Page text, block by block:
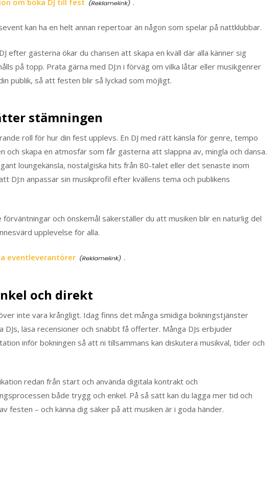
kan ha en helt annan repertoar än någon som spelar på nattklubbar.
efter gästerna ökar du chansen att skapa en kväll där alla känner sig
på topp. Prata gärna med DJ:n i förväg om vilka låtar eller musikgenrer
publik, så att festen blir så lyckad som möjligt.
stämningen
roll för hur din fest upplevs. En DJ med rätt känsla för genre, tempo
och skapa en atmosfär som får gästerna att slappna av, mingla och dansa.
loungekänsla, nostalgiska hits från 80-talet eller det senaste inom
DJ:n anpassar sin musikprofil efter kvällens tema och publikens
och önskemål säkerställer du att musiken blir en naturlig del
upplevelse för alla.
eventleverantörer .
och direkt
inte vara krångligt. Idag finns det många smidiga bokningstjänster
DJs, läsa recensioner och snabbt få offerter. Många DJs erbjuder
inför bokningen så att ni tillsammans kan diskutera musikval, tider och
redan från start och använda digitala kontrakt och
både trygg och enkel. På så sätt kan du lägga mer tid och
festen – och känna dig säker på att musiken är i goda händer.